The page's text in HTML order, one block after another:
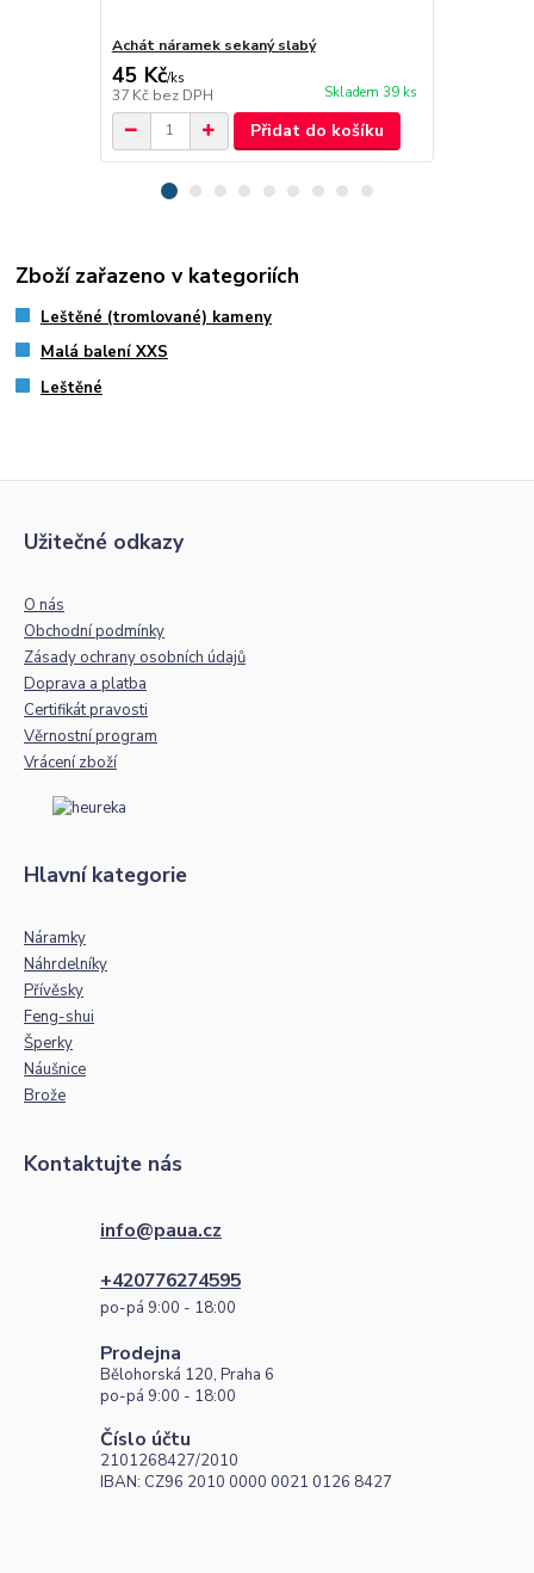
Achát náramek sekaný slabý
45 Kč/ks
37 Kč bez DPH Skladem 39 ks
Přidat do košíku
Zboží zařazeno v kategoriích
Leštěné (tromlované) kameny
Malá balení XXS
Leštěné
Užitečné odkazy
O nás
Obchodní podmínky
Zásady ochrany osobních údajů
Doprava a platba
Certifikát pravosti
Věrnostní program
Vrácení zboží
Hlavní kategorie
Náramky
Náhrdelníky
Přívěsky
Feng-shui
Šperky
Náušnice
Brože
Kontaktujte nás
info@paua.cz
+420776274595
po-pá 9:00 - 18:00
Prodejna
Bělohorská 120, Praha 6
po-pá 9:00 - 18:00
Číslo účtu
2101268427/2010
IBAN: CZ96 2010 0000 0021 0126 8427